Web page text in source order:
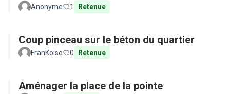
Anonyme 1 Retenue
Coup pinceau sur le béton du quartier
FranKoise 0 Retenue
Aménager la place de la pointe